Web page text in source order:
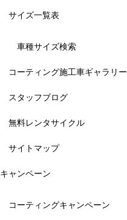
サイズ一覧表
車種サイズ検索
コーティング施工車ギャラリー
スタッフブログ
無料レンタサイクル
サイトマップ
キャンペーン
コーティングキャンペーン